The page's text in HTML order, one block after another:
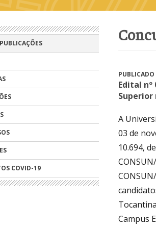
COVID-19
PUBLICADO
Edital nº
Superior
A
03 de
10.694,
Campus